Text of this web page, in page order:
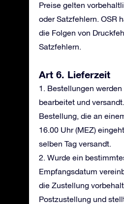
Preise gelten
oder Satzfehlern. OSR
die Folgen von
Satzfehlern.
Art 6. Lieferzeit
1. Bestellungen werden
bearbeitet und
Bestellung, die an
16.00 Uhr (MEZ)
selben Tag versandt.
2. Wurde ein
Empfangsdatum
die Zustellung
Postzustellung und